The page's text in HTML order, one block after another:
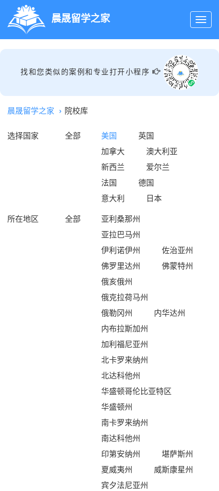
晨晟留学之家
找和您类似的案例和专业打开小程序
晨晟留学之家 院校库
选择国家 全部 美国
英国
加拿大
澳大利亚
新西兰
爱尔兰
法国
德国
意大利
日本
所在地区
全部
亚利桑那州
亚拉巴马州
伊利诺伊州
佐治亚州
佛罗里达州
佛蒙特州
俄亥俄州
俄克拉荷马州
俄勒冈州
内华达州
内布拉斯加州
加利福尼亚州
北卡罗来纳州
北达科他州
华盛顿哥伦比亚特区
华盛顿州
南卡罗来纳州
南达科他州
印第安纳州
堪萨斯州
夏威夷州
威斯康星州
宾夕法尼亚州